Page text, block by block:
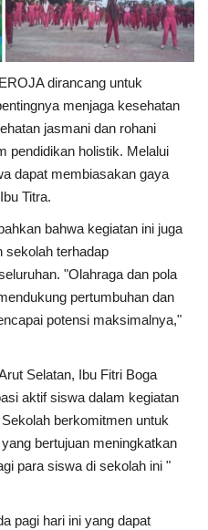
dirancang untuk
menjaga kesehatan
jasmani dan rohani
pendidikan holistik. Melalui
dapat membiasakan gaya
Titra.
bahwa kegiatan ini juga
sekolah terhadap
"Olahraga dan pola
pertumbuhan dan
potensi maksimalnya,"
Selatan, Ibu Fitri Boga
aktif siswa dalam kegiatan
berkomitmen untuk
bertujuan meningkatkan
para siswa di sekolah ini "
pagi hari ini yang dapat